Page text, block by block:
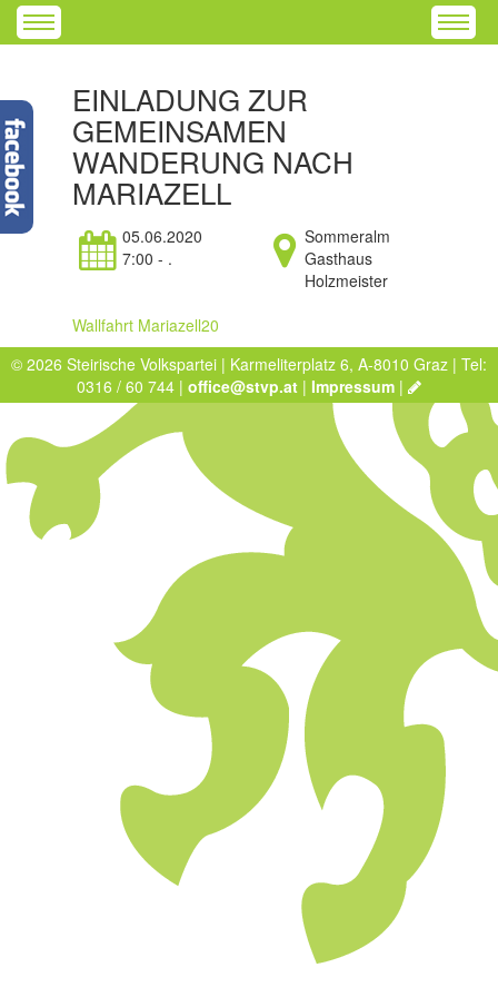
EINLADUNG ZUR
GEMEINSAMEN
WANDERUNG NACH
MARIAZELL
05.06.2020
7:00 - .
Sommeralm
Gasthaus
Holzmeister
Wallfahrt Mariazell20
© 2026 Steirische Volkspartei | Karmeliterplatz 6, A-8010 Graz | Tel:
0316 / 60 744 | office@stvp.at | Impressum |